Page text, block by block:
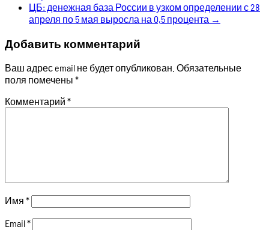
ЦБ: денежная база России в узком определении с 28
апреля по 5 мая выросла на 0,5 процента →
Добавить комментарий
Ваш адрес email не будет опубликован. Обязательные
поля помечены *
Комментарий *
Имя *
Email*